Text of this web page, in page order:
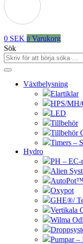
0 SEK 0 Varukorg
Sök
Växtbelysning
Elartiklar
HPS/
LED
Tillbehör
Tillbehör
Timers –
Hydro
PH – EC-
Alien
AutoPot™
Oxypot
GHE®/
Vertikala
Wilma
Pumpar –